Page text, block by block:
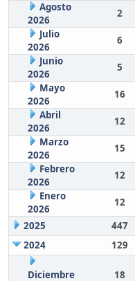
Agosto
2026
2
Julio
2026
6
Junio
2026
5
Mayo
2026
16
Abril
2026
12
Marzo
2026
15
Febrero
2026
12
Enero
2026
12
2025
447
2024
129
Diciembre 18